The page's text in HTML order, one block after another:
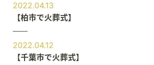
2022.04.13
【柏市で火葬式】
2022.04.12
【千葉市で火葬式】